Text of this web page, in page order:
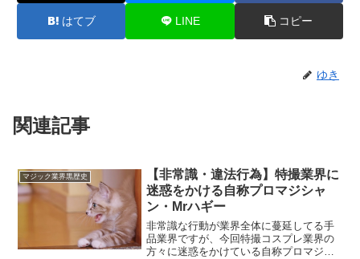
はてブ LINE コピー
ゆき
関連記事
マジック業界黒歴史
【非常識・違法行為】特撮業界に
迷惑をかける自称プロマジシャ
ン・Mrハギー
非常識な行動が業界全体に蔓延してる手
品業界ですが、今回特撮コスプレ業界の
方々に迷惑をかけている自称プロマジシ